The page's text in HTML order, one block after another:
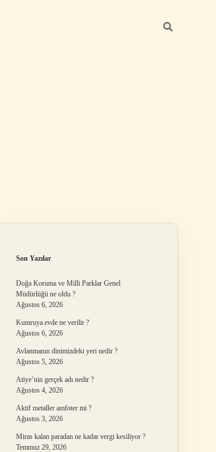
Son Yazılar
Doğa Koruma ve Milli Parklar Genel
Müdürlüğü ne oldu ?
Ağustos 6, 2026
Kumruya evde ne verilir ?
Ağustos 6, 2026
Avlanmanın dinimizdeki yeri nedir ?
Ağustos 5, 2026
Atiye’nin gerçek adı nedir ?
Ağustos 4, 2026
Aktif metaller amfoter mi ?
Ağustos 3, 2026
Miras kalan paradan ne kadar vergi kesiliyor ?
Temmuz 29, 2026